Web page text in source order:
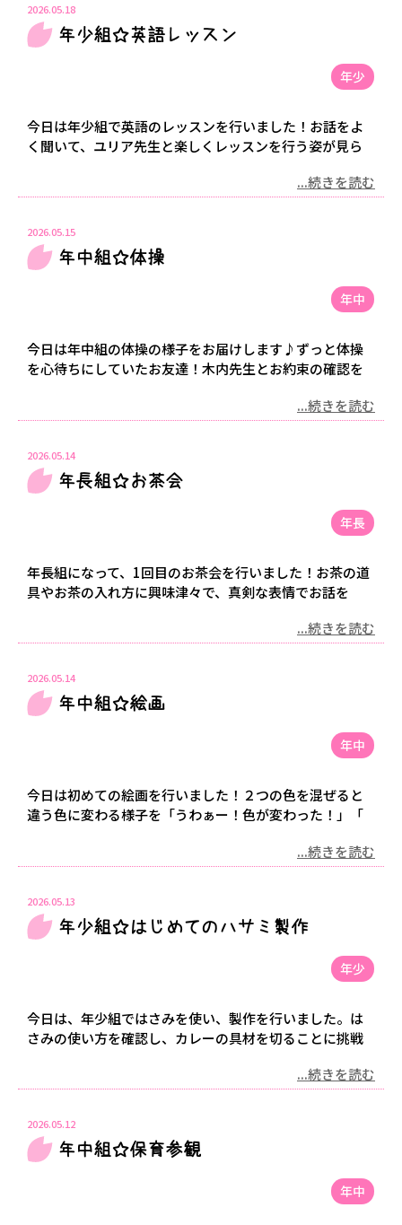
2026.05.18
年少組☆英語レッスン
年少
今日は年少組で英語のレッスンを行いました！お話をよ
く聞いて、ユリア先生と楽しくレッスンを行う姿が見ら
...続きを読む
2026.05.15
年中組☆体操
年中
今日は年中組の体操の様子をお届けします♪ずっと体操
を心待ちにしていたお友達！木内先生とお約束の確認を
...続きを読む
2026.05.14
年長組☆お茶会
年長
年長組になって、1回目のお茶会を行いました！お茶の道
具やお茶の入れ方に興味津々で、真剣な表情でお話を
...続きを読む
2026.05.14
年中組☆絵画
年中
今日は初めての絵画を行いました！２つの色を混ぜると
違う色に変わる様子を「うわぁー！色が変わった！」「
...続きを読む
2026.05.13
年少組☆はじめてのハサミ製作
年少
今日は、年少組ではさみを使い、製作を行いました。は
さみの使い方を確認し、カレーの具材を切ることに挑戦
...続きを読む
2026.05.12
年中組☆保育参観
年中